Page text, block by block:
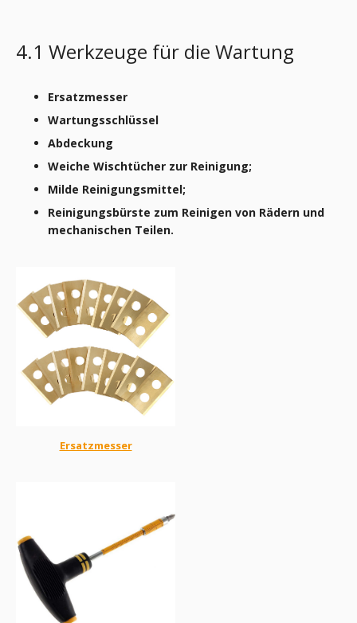
4.1 Werkzeuge für die Wartung
Ersatzmesser
Wartungsschlüssel
Abdeckung
Weiche Wischtücher zur Reinigung;
Milde Reinigungsmittel;
Reinigungsbürste zum Reinigen von Rädern und
mechanischen Teilen.
Ersatzmesser